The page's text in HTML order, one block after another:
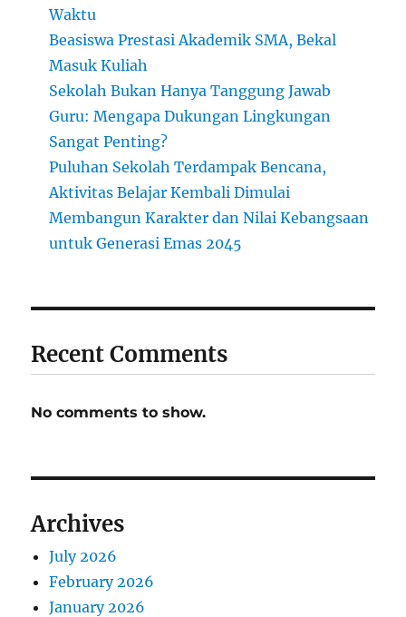
Waktu
Beasiswa Prestasi Akademik SMA, Bekal
Masuk Kuliah
Sekolah Bukan Hanya Tanggung Jawab
Guru: Mengapa Dukungan Lingkungan
Sangat Penting?
Puluhan Sekolah Terdampak Bencana,
Aktivitas Belajar Kembali Dimulai
Membangun Karakter dan Nilai Kebangsaan
untuk Generasi Emas 2045
Recent Comments
No comments to show.
Archives
July 2026
February 2026
January 2026